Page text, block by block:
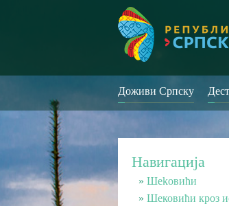
Доживи Српску
Навигација
Шеkовићи
Шековићи кроз